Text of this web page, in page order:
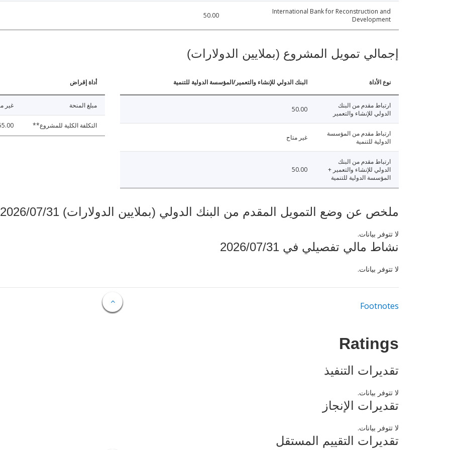
International Bank for Reconstruction and
Development
50.00
إجمالي تمويل المشروع (بملايين الدولارات)
نوع الأداة البنك الدولي للإنشاء والتعمير/المؤسسة الدولية للتنمية
ارتباط مقدم من البنك
الدولي للإنشاء والتعمير
50.00
ارتباط مقدم من المؤسسة
الدولية للتنمية
غير متاح
ارتباط مقدم من البنك
الدولي للإنشاء والتعمير +
المؤسسة الدولية للتنمية
50.00
أداة إقراض
مبلغ المنحة غير
التكلفة الكلية للمشروع**
ملخص عن وضع التمويل المقدم من البنك الدولي (بملايين الدولارات) 2026/07/31
لا تتوفر بيانات.
نشاط مالي تفصيلي في 2026/07/31
لا تتوفر بيانات.
Footnotes
Ratings
تقديرات التنفيذ
لا تتوفر بيانات.
تقديرات الإنجاز
لا تتوفر بيانات.
تقديرات التقييم المستقل